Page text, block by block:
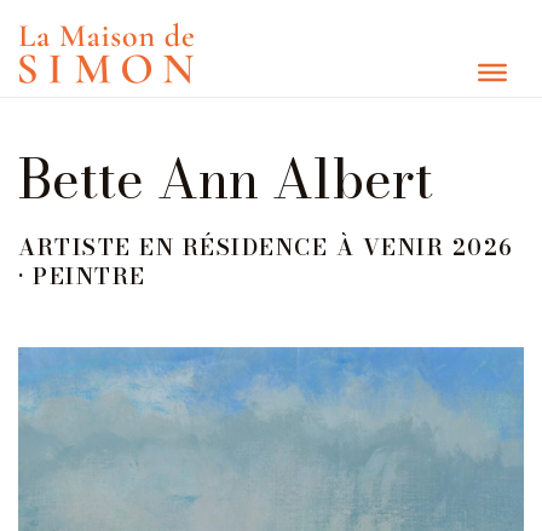
Bette Ann Albert
ARTISTE EN RÉSIDENCE À VENIR 2026
• PEINTRE